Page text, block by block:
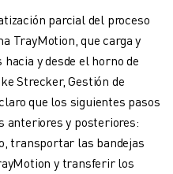
parcial del proceso
TrayMotion, que carga y
y desde el horno de
Strecker, Gestión de
que los siguientes pasos
anteriores y posteriores:
transportar las bandejas
y transferir los